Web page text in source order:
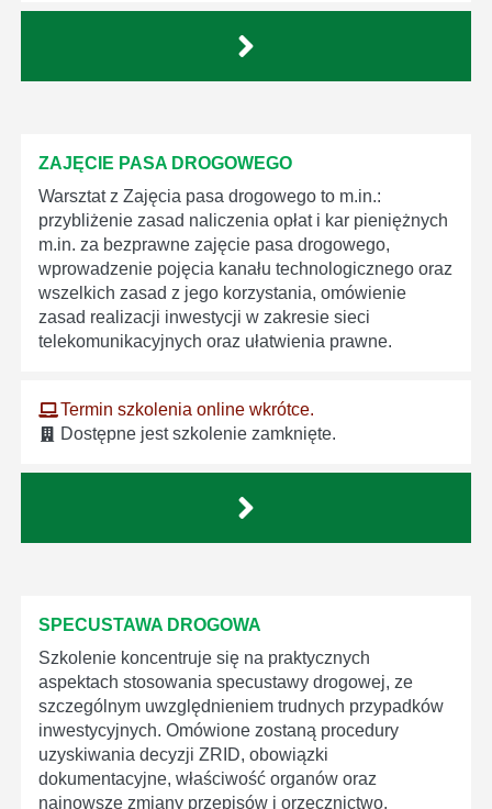
ZAJĘCIE PASA DROGOWEGO
Warsztat z Zajęcia pasa drogowego to m.in.:
przybliżenie zasad naliczenia opłat i kar pieniężnych
m.in. za bezprawne zajęcie pasa drogowego,
wprowadzenie pojęcia kanału technologicznego oraz
wszelkich zasad z jego korzystania, omówienie
zasad realizacji inwestycji w zakresie sieci
telekomunikacyjnych oraz ułatwienia prawne.
Termin szkolenia online wkrótce.
Dostępne jest szkolenie zamknięte.
SPECUSTAWA DROGOWA
Szkolenie koncentruje się na praktycznych
aspektach stosowania specustawy drogowej, ze
szczególnym uwzględnieniem trudnych przypadków
inwestycyjnych. Omówione zostaną procedury
uzyskiwania decyzji ZRID, obowiązki
dokumentacyjne, właściwość organów oraz
najnowsze zmiany przepisów i orzecznictwo.